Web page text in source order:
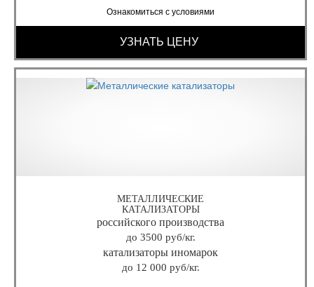
Ознакомиться с условиями
УЗНАТЬ ЦЕНУ
МЕТАЛЛИЧЕСКИЕ
КАТАЛИЗАТОРЫ
российского производства
до 3500 руб/кг.
катализаторы иномарок
до 12 000 руб/кг.